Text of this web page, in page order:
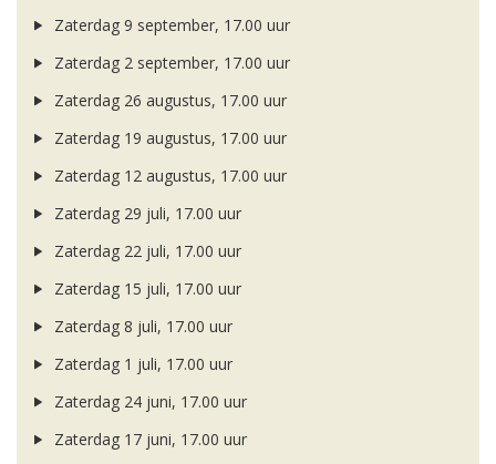
Zaterdag 9 september, 17.00 uur
Zaterdag 2 september, 17.00 uur
Zaterdag 26 augustus, 17.00 uur
Zaterdag 19 augustus, 17.00 uur
Zaterdag 12 augustus, 17.00 uur
Zaterdag 29 juli, 17.00 uur
Zaterdag 22 juli, 17.00 uur
Zaterdag 15 juli, 17.00 uur
Zaterdag 8 juli, 17.00 uur
Zaterdag 1 juli, 17.00 uur
Zaterdag 24 juni, 17.00 uur
Zaterdag 17 juni, 17.00 uur